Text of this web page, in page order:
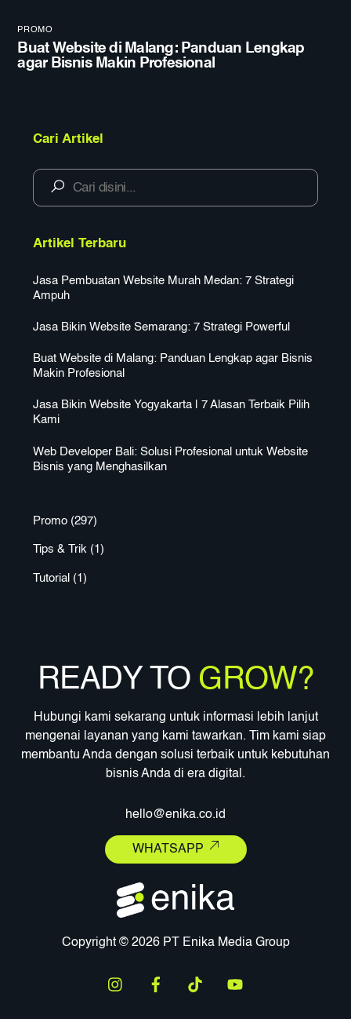
PROMO
Buat Website di Malang: Panduan Lengkap
agar Bisnis Makin Profesional
Cari Artikel
Artikel Terbaru
Jasa Pembuatan Website Murah Medan: 7 Strategi
Ampuh
Jasa Bikin Website Semarang: 7 Strategi Powerful
Buat Website di Malang: Panduan Lengkap agar Bisnis
Makin Profesional
Jasa Bikin Website Yogyakarta | 7 Alasan Terbaik Pilih
Kami
Web Developer Bali: Solusi Profesional untuk Website
Bisnis yang Menghasilkan
Promo (297)
Tips & Trik (1)
Tutorial (1)
READY TO GROW?
Hubungi kami sekarang untuk informasi lebih lanjut
mengenai layanan yang kami tawarkan. Tim kami siap
membantu Anda dengan solusi terbaik untuk kebutuhan
bisnis Anda di era digital.
hello@enika.co.id
WHATSAPP
Copyright © 2026 PT Enika Media Group